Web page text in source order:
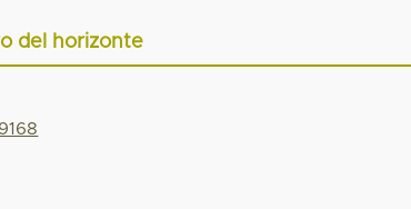
del horizonte